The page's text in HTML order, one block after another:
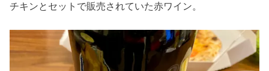
チキンとセットで販売されていた赤ワイン。